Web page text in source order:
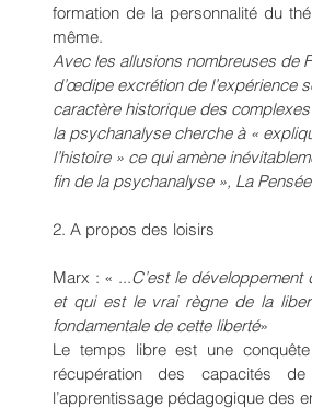
formation de la personnalité du
même.
Avec les allusions nombreuses de
d’œdipe excrétion de l’expérience
caractère historique des
la psychanalyse cherche à «
l’histoire » ce qui amène
fin de la psychanalyse », La
2. A propos des loisirs
Marx : « ...C’est le
et qui est le vrai règne de la
fondamentale de cette liberté»
Le temps libre est une
récupération des capacités
l’apprentissage pédagogique des